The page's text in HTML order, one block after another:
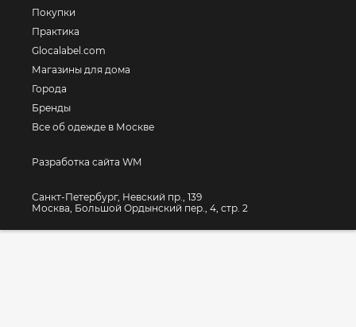
Покупки
Практика
Glocalabel.com
Магазины для дома
Города
Бренды
Все об одежде в Москве
Разработка сайта WM
Санкт-Петербург, Невский пр., 139
Москва, Большой Ордынский пер., 4, стр. 2